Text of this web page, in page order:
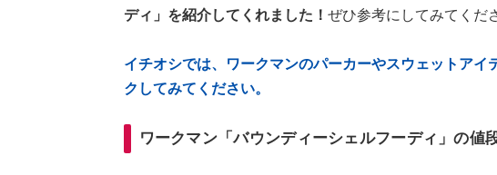
ディ」を紹介してくれました！ ぜひ参考にしてみてくだ
イチオシでは、ワークマンのパーカーやスウェットアイ
クしてみてください。
ワークマン「バウンディーシェルフーディ」の値